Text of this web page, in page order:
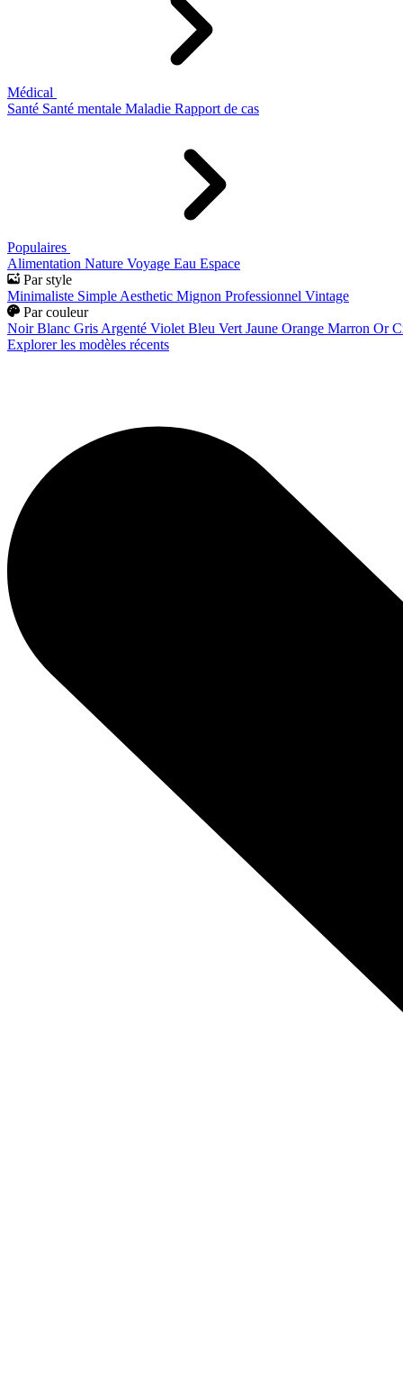
Médical
Santé Santé mentale Maladie Rapport de cas
Populaires
Alimentation Nature Voyage Eau Espace
Par style
Minimaliste Simple Aesthetic Mignon Professionnel Vintage
Par couleur
Noir Blanc Gris Argenté Violet Bleu Vert Jaune Orange Marron Or
Explorer les modèles récents